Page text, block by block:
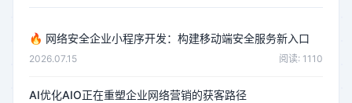
🔥 网络安全企业小程序开发：构建移动端安全服务新入口
2026.07.15 阅读: 1110
AI优化AIO正在重塑企业网络营销的获客路径